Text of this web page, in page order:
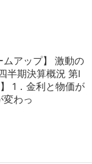
ムアップ】 激動の
半期決算概況 第Ⅰ
1．金利と物価が
変わっ